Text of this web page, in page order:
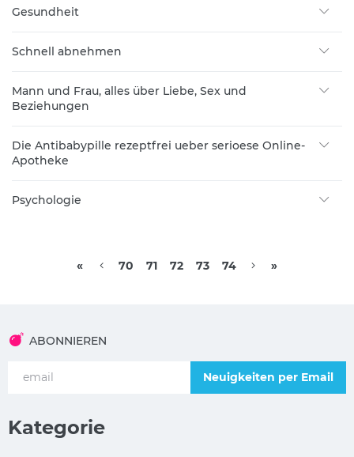
Gesundheit
Schnell abnehmen
Mann und Frau, alles über Liebe, Sex und
Beziehungen
Die Antibabypille rezeptfrei ueber serioese Online-
Apotheke
Psychologie
« 70 71 72 73 74 »
ABONNIEREN
Neuigkeiten per Email
Kategorie